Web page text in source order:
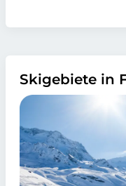
Skigebiete in